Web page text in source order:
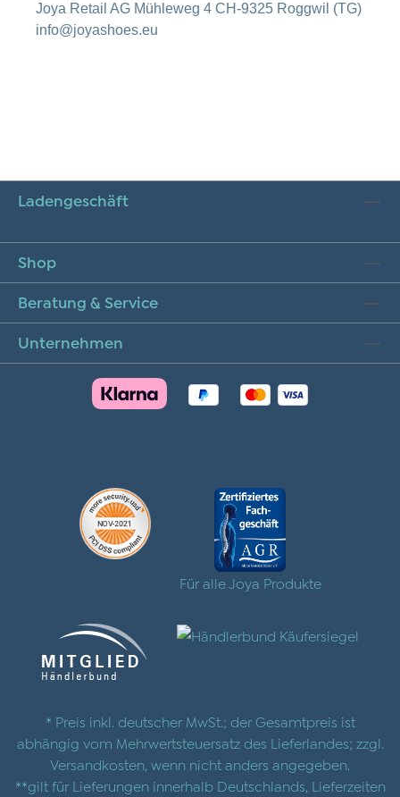
Joya Retail AG Mühleweg 4 CH-9325 Roggwil (TG)
info@joyashoes.eu
Ladengeschäft
Shop
Beratung & Service
Unternehmen
Für alle Joya Produkte
* Preis inkl. deutscher MwSt.; der Gesamtpreis ist
abhängig vom Mehrwertsteuersatz des Lieferlandes; zzgl.
Versandkosten , wenn nicht anders angegeben.
**gilt für Lieferungen innerhalb Deutschlands, Lieferzeiten